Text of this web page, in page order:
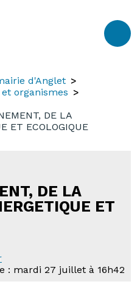
d'Anglet
organismes
DE LA
ET ECOLOGIQUE
DE LA
ET
: mardi 27 juillet à 16h42